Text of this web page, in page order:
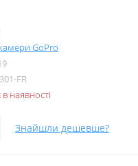
GoPro
FR
наявності
Знайшли дешевше?